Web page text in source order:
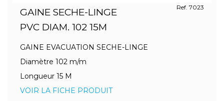
GAINE SECHE-LINGE
PVC DIAM. 102 15M
Ref. 7023
GAINE EVACUATION SECHE-LINGE
Diamètre 102 m/m
Longueur 15 M
VOIR LA FICHE PRODUIT